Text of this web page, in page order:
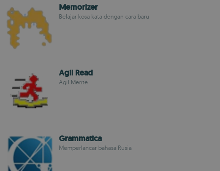
Memorizer
Belajar kosa kata dengan cara baru
Agil Read
Agil Mente
Grammatica
Memperlancar bahasa Rusia